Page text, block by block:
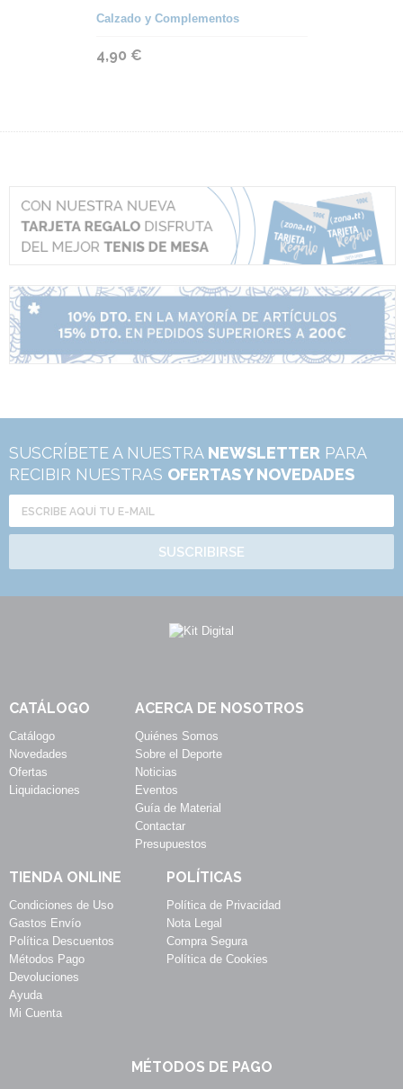
Calzado y Complementos
4,90 €
SUSCRÍBETE A NUESTRA NEWSLETTER PARA
RECIBIR NUESTRAS OFERTAS Y NOVEDADES
SUSCRIBIRSE
CATÁLOGO
Catálogo
Novedades
Ofertas
Liquidaciones
ACERCA DE NOSOTROS
Quiénes Somos
Sobre el Deporte
Noticias
Eventos
Guía de Material
Contactar
Presupuestos
TIENDA ONLINE
Condiciones de Uso
Gastos Envío
Política Descuentos
Métodos Pago
Devoluciones
Ayuda
Mi Cuenta
POLÍTICAS
Política de Privacidad
Nota Legal
Compra Segura
Política de Cookies
MÉTODOS DE PAGO